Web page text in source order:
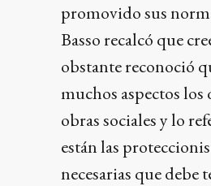
promovido sus
Basso recalcó que
obstante reconoció
muchos aspectos los
obras sociales y lo
están las
necesarias que